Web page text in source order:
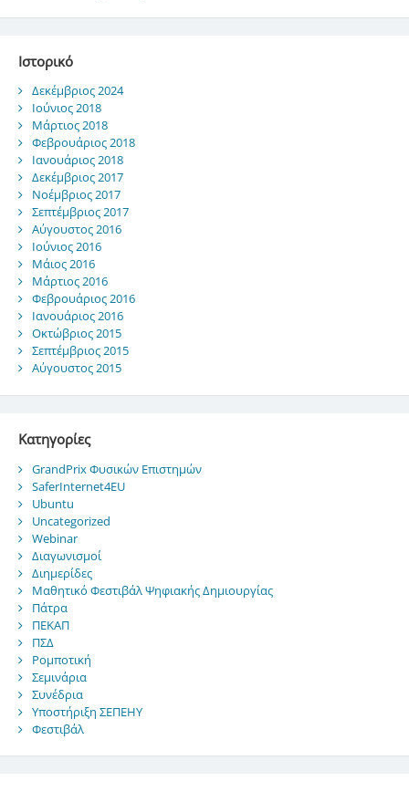
Ιστορικό
Δεκέμβριος 2024
Ιούνιος 2018
Μάρτιος 2018
Φεβρουάριος 2018
Ιανουάριος 2018
Δεκέμβριος 2017
Νοέμβριος 2017
Σεπτέμβριος 2017
Αύγουστος 2016
Ιούνιος 2016
Μάιος 2016
Μάρτιος 2016
Φεβρουάριος 2016
Ιανουάριος 2016
Οκτώβριος 2015
Σεπτέμβριος 2015
Αύγουστος 2015
Kατηγορίες
GrandPrix Φυσικών Επιστημών
SaferInternet4EU
Ubuntu
Uncategorized
Webinar
Διαγωνισμοί
Διημερίδες
Μαθητικό Φεστιβάλ Ψηφιακής Δημιουργίας
Πάτρα
ΠΕΚΑΠ
ΠΣΔ
Ρομποτική
Σεμινάρια
Συνέδρια
Υποστήριξη ΣΕΠΕΗΥ
Φεστιβάλ